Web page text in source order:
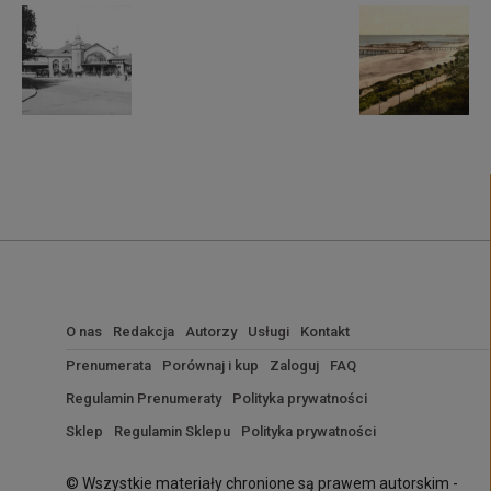
O nas Redakcja Autorzy Usługi Kontakt
Prenumerata Porównaj i kup Zaloguj
FAQ
Regulamin Prenumeraty
Polityka prywatności
Sklep
Regulamin Sklepu Polityka prywatności
© Wszystkie materiały chronione są prawem autorskim -